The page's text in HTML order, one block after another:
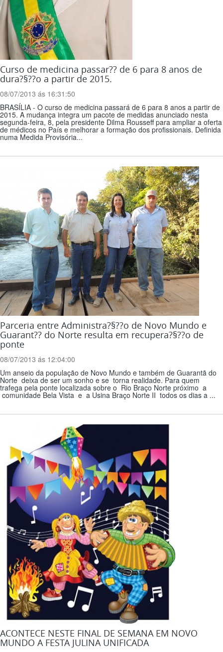
Curso de medicina passar?? de 6 para 8 anos de
dura?§??o a partir de 2015.
08/07/2013 ás 16:31:50
BRASÍLIA - O curso de medicina passará de 6 para 8 anos a partir de
2015. A mudança integra um pacote de medidas anunciado nesta
segunda-feira, 8, pela presidente Dilma Rousseff para ampliar a oferta
de médicos no País e melhorar a formação dos profissionais. Definida
numa Medida Provisória...
Parceria entre Administra?§??o de Novo Mundo e
Guarant?? do Norte resulta em recupera?§??o de
ponte
08/07/2013 ás 12:04:00
Um anseio da população de Novo Mundo e também de Guarantã do
Norte deixa de ser um sonho e se torna realidade. Para quem
trafega pela ponte localizada sobre o Rio Braço Norte próximo a
comunidade Bela Vista e a Usina Braço Norte II todos os dias a ...
ACONTECE NESTE FINAL DE SEMANA EM NOVO
MUNDO A FESTA JULINA UNIFICADA